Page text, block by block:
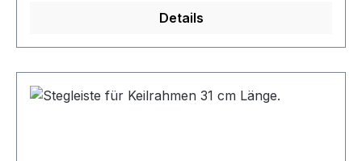
Details